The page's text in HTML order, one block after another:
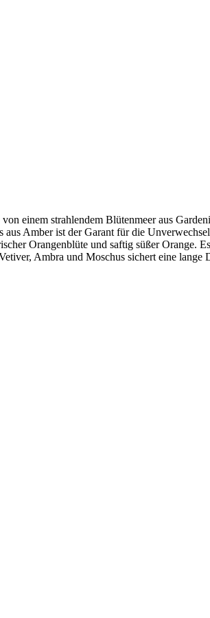
einem strahlendem Blütenmeer aus
Amber ist der Garant für die
Orangenblüte und saftig süßer Orange.
Ambra und Moschus sichert eine lange